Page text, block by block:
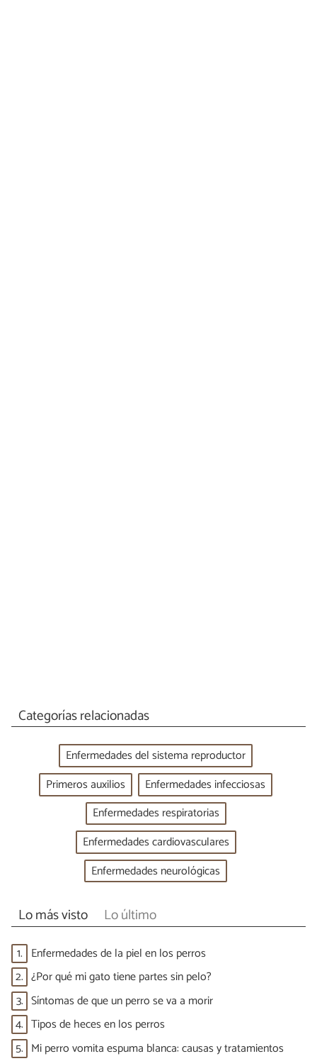
Categorías relacionadas
Enfermedades del sistema reproductor
Primeros auxilios
Enfermedades infecciosas
Enfermedades respiratorias
Enfermedades cardiovasculares
Enfermedades neurológicas
Lo más visto Lo último
1. Enfermedades de la piel en los perros
2. ¿Por qué mi gato tiene partes sin pelo?
3. Síntomas de que un perro se va a morir
4. Tipos de heces en los perros
5. Mi perro vomita espuma blanca: causas y tratamientos